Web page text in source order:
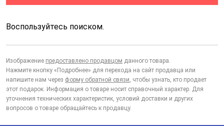
Воспользуйтесь поиском.
Изображение предоставлено продавцом данного товара.
Нажмите кнопку «Подробнее» для перехода на сайт продавца или
напишите нам через форму обратной связи, чтобы узнать, кто продает
этот подарок. Информация о товаре носит справочный характер. Для
уточнения технических характеристик, условий доставки и других
вопросов о товаре обращайтесь к продавцу.